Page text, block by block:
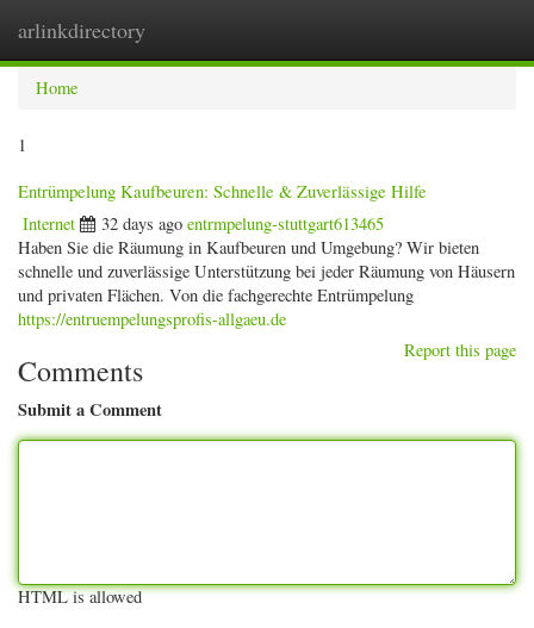
arlinkdirectory
Home
1
Entrümpelung Kaufbeuren: Schnelle & Zuverlässige Hilfe
Internet 32 days ago entrmpelung-stuttgart613465
Haben Sie die Räumung in Kaufbeuren und Umgebung? Wir bieten
schnelle und zuverlässige Unterstützung bei jeder Räumung von Häusern
und privaten Flächen. Von die fachgerechte Entrümpelung
https://entruempelungsprofis-allgaeu.de
Report this page
Comments
Submit a Comment
HTML is allowed